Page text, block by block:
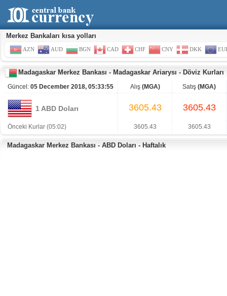
Merkez Bankaları kısa yolları
AZN AUD BGN CAD CHF CNY DKK
Madagaskar Merkez Bankası - Madagaskar Ariarysı - Döviz Kurları
Güncel: 05 December 2018, 05:33:55 Alış (MGA) Satış (MGA)
1 ABD Doları 3605.43 3605.43
Önceki Kurlar (05:02) 3605.43 3605.43
Madagaskar Merkez Bankası - ABD Doları - Haftalık